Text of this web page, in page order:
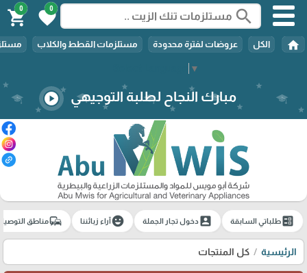
▼
search
0
favorite
0
shopping_cart
home الكل عروضات لفترة محدودة مستلزمات القطط والكلاب
مبارك النجاح لطلبة التوجيهي play_circle
ballotطلباتي السابقة account_boxدخول تجار الجملة emoji_emotionsآراء زبائننا commuteمناطق
الرئيسية كل المنتجات